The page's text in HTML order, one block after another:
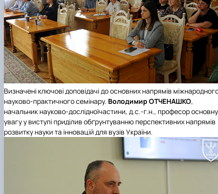
Визначені ключові доповідачі до основних напрямів
науково-практичного семінару. Володимир ОТЧЕНАШКО,
начальник науково-дослідноїчастини, д.с.-г.н., професор основну
увагу у виступі приділив обґрунтуванню перспективних напрямів
розвитку науки та інновацій для вузів України.